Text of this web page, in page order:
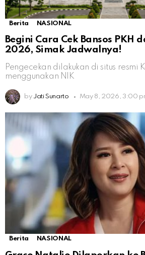
Berita NASIONAL
Begini Cara Cek Bansos PKH
2026, Simak Jadwalnya!
Pengecekan dilakukan di situs resmi
menggunakan NIK
by Jati Sunarto May 8, 2026, 3:00
Berita NASIONAL